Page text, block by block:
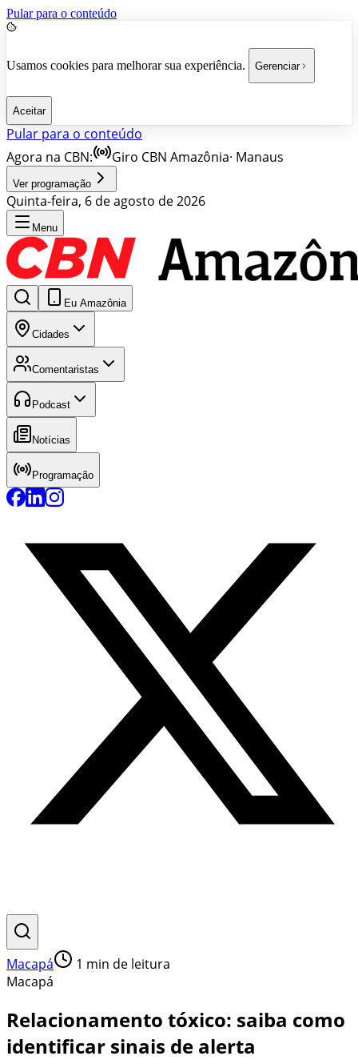
Pular para o conteúdo
Usamos cookies para melhorar sua experiência. Gerenciar
Aceitar
Pular para o conteúdo
Agora na CBN:
Giro CBN Amazônia· Manaus
Ver programação
Quinta-feira, 6 de agosto de 2026
Menu
Eu Amazônia
Cidades
Comentaristas
Podcast
Notícias
Programação
Macapá 1 min de leitura
Macapá
Relacionamento tóxico: saiba como
identificar sinais de alerta